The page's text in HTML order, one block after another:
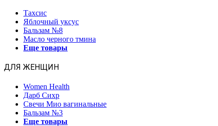
Тахсис
Яблочный уксус
Бальзам №8
Масло черного тмина
Еще товары
ДЛЯ ЖЕНЩИН
Women Health
Дарб Сихр
Свечи Мио вагинальные
Бальзам №3
Еще товары